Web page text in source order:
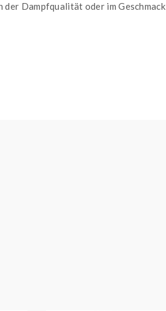
Dampfqualität oder im Geschmack